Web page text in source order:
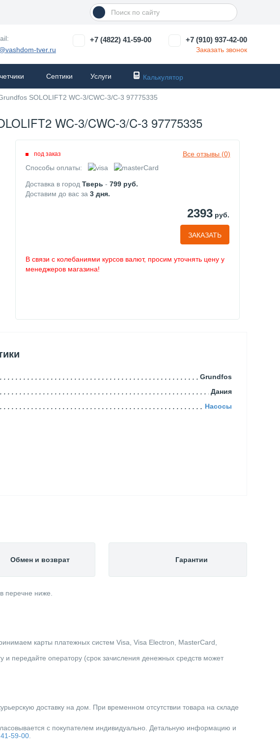
tver.ru
+7 (4822) 41-59-00 +7 (910) 937-42-00
Заказать звонок
Септики Услуги Калькулятор
SOLOLIFT2 WC-3/CWC-3/C-3 97775335
WC-3/CWC-3/C-3 97775335
Все отзывы (0)
под заказ
Способы оплаты:
Доставка в город Тверь - 799 руб.
Доставим до вас за 3 дня.
2393руб.
ЗАКАЗАТЬ
В связи с колебаниями курсов валют, просим уточнять цену у
менеджеров магазина!
Grundfos
Дания
Насосы
перечне ниже.
карты платежных систем Visa, Visa Electron, MasterCard,
передайте оператору (срок зачисления денежных средств может
доставку на дом. При временном отсутствии товара на складе
с покупателем индивидуально. Детальную информацию и
59-00
Обмен и возврат Гарантии